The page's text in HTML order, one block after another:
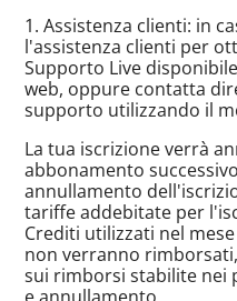
1. Assistenza clienti: in
l'assistenza clienti per
Supporto Live
web, oppure contatta
supporto utilizzando il
La tua iscrizione verrà
abbonamento
annullamento
tariffe addebitate per
Crediti utilizzati nel
non verranno
sui rimborsi stabilite nei